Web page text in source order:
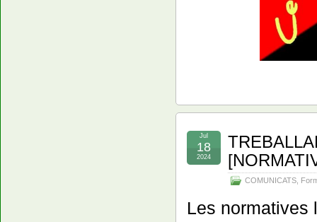
COMUNICATS
Jul
18
2024
Les normatives